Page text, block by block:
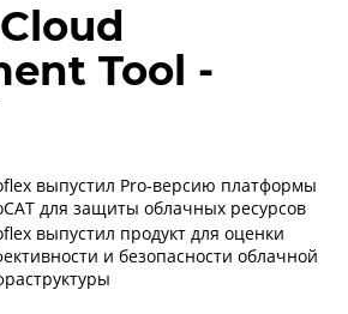
Tool -
выпустил Pro-версию платформы
для защиты облачных ресурсов
выпустил продукт для оценки
и безопасности облачной